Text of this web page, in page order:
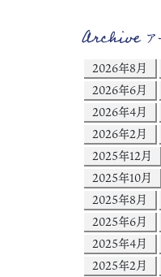
Archiveア
2026年8月
2026年6月
2026年4月
2026年2月
2025年12月
2025年10月
2025年8月
2025年6月
2025年4月
2025年2月